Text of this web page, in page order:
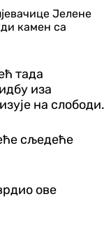
Јелене
камен са
тада
иза
на слободи.
сљедеће
ове